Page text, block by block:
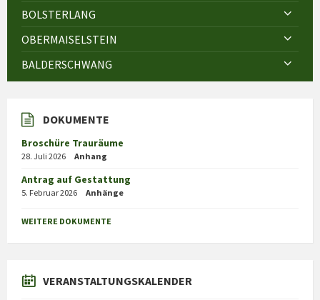
BOLSTERLANG
OBERMAISELSTEIN
BALDERSCHWANG
DOKUMENTE
Broschüre Trauräume
28. Juli 2026 Anhang
Antrag auf Gestattung
5. Februar 2026 Anhänge
WEITERE DOKUMENTE
VERANSTALTUNGSKALENDER